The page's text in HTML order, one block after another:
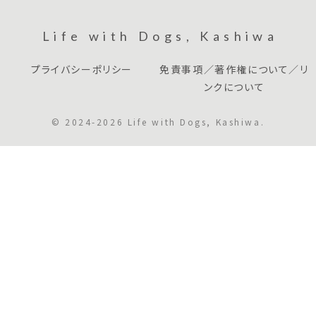
Life with Dogs, Kashiwa
プライバシーポリシー
免責事項／著作権について／リ
ンクについて
© 2024-2026 Life with Dogs, Kashiwa.